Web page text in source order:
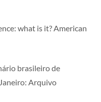
what is it? American
brasileiro de
Arquivo